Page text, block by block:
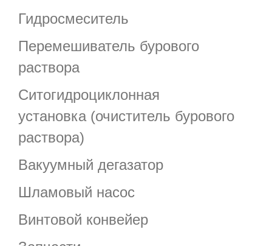
Гидросмеситель
Перемешиватель бурового
раствора
Ситогидроциклонная
установка (очиститель бурового
раствора)
Вакуумный дегазатор
Шламовый насос
Винтовой конвейер